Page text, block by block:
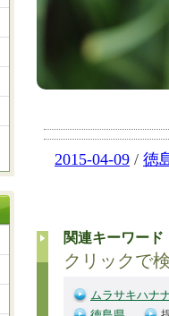
2015-04-09 / 徳
関連キーワード
クリックで
ムラサキハナ